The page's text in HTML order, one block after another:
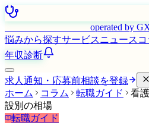
operated by
悩みから探すサービスニュース
年収診断
求人通知・応募前相談を登録
ホーム
コラム 転職ガイド
看
設別の相場
転職ガイド